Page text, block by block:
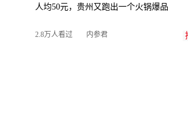
人均50元，贵州又跑出一个火锅爆品
2.8万人看过 内参君